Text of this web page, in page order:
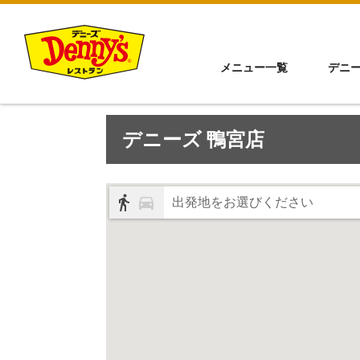
メニュー一覧 デニ
デニーズ 鴨宮店
出発地をお選びください